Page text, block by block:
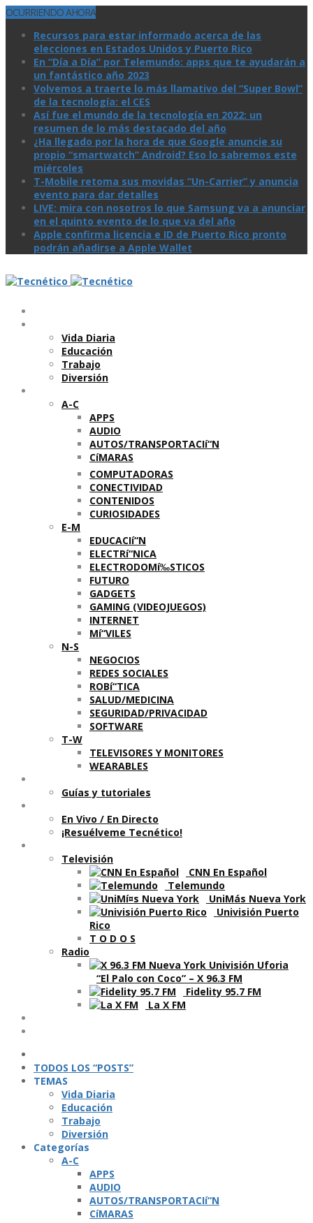
OCURRIENDO AHORA
Recursos para estar informado acerca de las
elecciones en Estados Unidos y Puerto Rico
En “Día a Día” por Telemundo: apps que te ayudarán a
un fantástico año 2023
Volvemos a traerte lo más llamativo del “Super Bowl”
de la tecnologí­a: el CES
Así­ fue el mundo de la tecnologí­a en 2022: un
resumen de lo más destacado del año
¿Ha llegado por la hora de que Google anuncie su
propio “smartwatch” Android? Eso lo sabremos este
miércoles
T-Mobile retoma sus movidas “Un-Carrier” y anuncia
evento para dar detalles
LIVE: mira con nosotros lo que Samsung va a anunciar
en el quinto evento de lo que va del año
Apple confirma licencia e ID de Puerto Rico pronto
podrán añadirse a Apple Wallet
Vida Diaria
Educación
Trabajo
Diversión
A-C
APPS
AUDIO
AUTOS/TRANSPORTACIí“N
CíMARAS
COMPUTADORAS
CONECTIVIDAD
CONTENIDOS
CURIOSIDADES
E-M
EDUCACIí“N
ELECTRí“NICA
ELECTRODOMí‰STICOS
FUTURO
GADGETS
GAMING (VIDEOJUEGOS)
INTERNET
Mí“VILES
N-S
NEGOCIOS
REDES SOCIALES
ROBí“TICA
SALUD/MEDICINA
SEGURIDAD/PRIVACIDAD
SOFTWARE
T-W
TELEVISORES Y MONITORES
WEARABLES
Guí­as y tutoriales
En Vivo / En Directo
¡Resuélveme Tecnético!
Televisión
CNN En Español
Telemundo
UniMás Nueva York
Univisión Puerto
Rico
T O D O S
Radio
“El Palo con Coco” – X 96.3 FM
Fidelity 95.7 FM
La X FM
TODOS LOS “POSTS”
TEMAS
Vida Diaria
Educación
Trabajo
Diversión
Categorí­as
A-C
APPS
AUDIO
AUTOS/TRANSPORTACIí“N
CíMARAS